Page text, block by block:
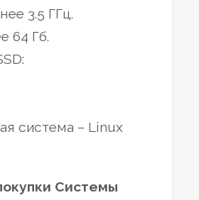
3.5 ГГц.
64 Гб.
система – Linux
Системы